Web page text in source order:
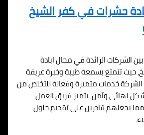
حشرات في كفر الشيخ
الشركات الرائدة في مجال ابادة
حيث تتمتع بسمعة طيبة وخبرة عريقة
خدمات متميزة وفعالة للتخلص من
نهائي وآمن. يتميز فريق العمل
مما يجعلهم قادرين على تقديم حلول